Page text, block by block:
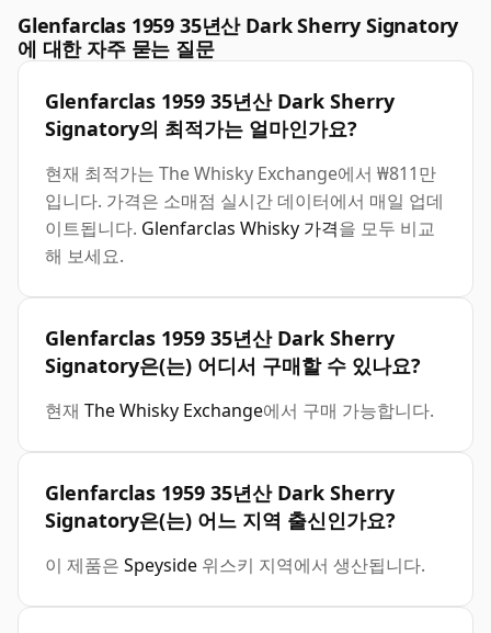
Glenfarclas 1959 35년산 Dark Sherry Signatory
에 대한 자주 묻는 질문
Glenfarclas 1959 35년산 Dark Sherry
Signatory의 최적가는 얼마인가요?
현재 최적가는 The Whisky Exchange에서 ₩811만
입니다. 가격은 소매점 실시간 데이터에서 매일 업데
이트됩니다. Glenfarclas Whisky 가격을 모두 비교
해 보세요.
Glenfarclas 1959 35년산 Dark Sherry
Signatory은(는) 어디서 구매할 수 있나요?
현재 The Whisky Exchange에서 구매 가능합니다.
Glenfarclas 1959 35년산 Dark Sherry
Signatory은(는) 어느 지역 출신인가요?
이 제품은 Speyside 위스키 지역에서 생산됩니다.